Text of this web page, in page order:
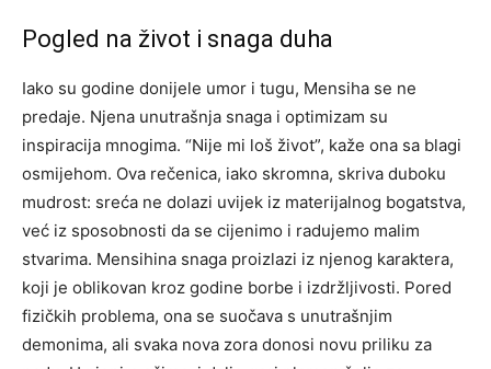
Pogled na život i snaga duha
Iako su godine donijele umor i tugu, Mensiha se ne
predaje. Njena unutrašnja snaga i optimizam su
inspiracija mnogima. “Nije mi loš život”, kaže ona sa blagi
osmijehom. Ova rečenica, iako skromna, skriva duboku
mudrost: sreća ne dolazi uvijek iz materijalnog bogatstva,
već iz sposobnosti da se cijenimo i radujemo malim
stvarima. Mensihina snaga proizlazi iz njenog karaktera,
koji je oblikovan kroz godine borbe i izdržljivosti. Pored
fizičkih problema, ona se suočava s unutrašnjim
demonima, ali svaka nova zora donosi novu priliku za